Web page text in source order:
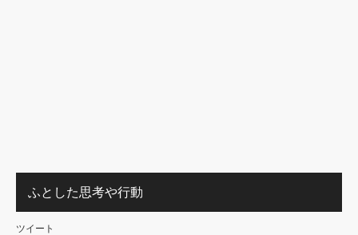
ふとした思考や行動
ツイート